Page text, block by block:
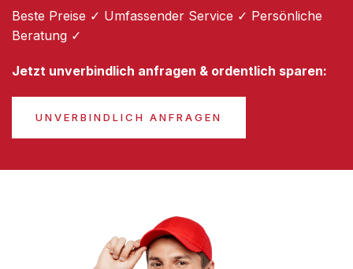
Beste Preise ✓ Umfassender Service ✓ Persönliche
Beratung ✓
Jetzt unverbindlich anfragen & ordentlich sparen:
UNVERBINDLICH ANFRAGEN